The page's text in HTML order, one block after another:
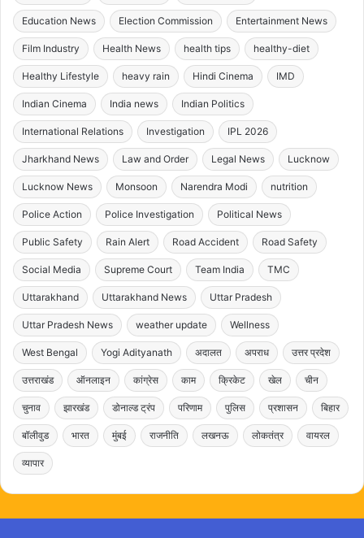
Education News Election Commission Entertainment News
Film Industry Health News health tips healthy-diet
Healthy Lifestyle heavy rain Hindi Cinema IMD
Indian Cinema India news Indian Politics
International Relations Investigation IPL 2026
Jharkhand News Law and Order Legal News Lucknow
Lucknow News Monsoon Narendra Modi nutrition
Police Action Police Investigation Political News
Public Safety Rain Alert Road Accident Road Safety
Social Media Supreme Court Team India TMC
Uttarakhand Uttarakhand News Uttar Pradesh
Uttar Pradesh News weather update Wellness
West Bengal Yogi Adityanath अदालत अपराध उत्तर प्रदेश
उत्तराखंड ऑनलाइन कांग्रेस काम क्रिकेट खेल चीन
चुनाव झारखंड डोनाल्ड ट्रंप परिणाम पुलिस प्रशासन बिहार
बॉलीवुड भारत मुंबई राजनीति लखनऊ लोकतंत्र वायरल
व्यापार